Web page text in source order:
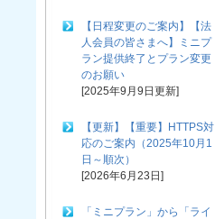
【日程変更のご案内】【法
人会員の皆さまへ】ミニプ
ラン提供終了とプラン変更
のお願い
[2025年9月9日更新]
【更新】【重要】HTTPS対
応のご案内（2025年10月1
日～順次）
[2026年6月23日]
「ミニプラン」から「ライ